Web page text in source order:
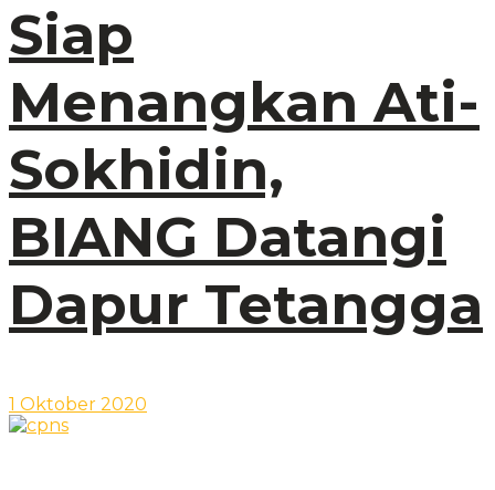
Siap
Menangkan Ati-
Sokhidin,
BIANG Datangi
Dapur Tetangga
1 Oktober 2020